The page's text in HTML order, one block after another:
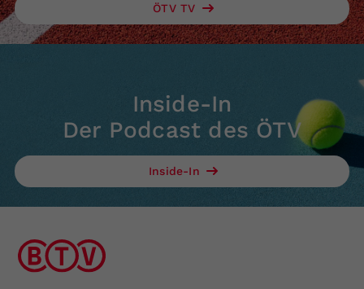
ÖTV TV
Inside-In
Der Podcast des ÖTV
Inside-In